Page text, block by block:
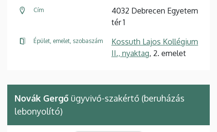
Cím
4032 Debrecen Egyetem
tér 1
Épület, emelet, szobaszám
Kossuth Lajos Kollégium
II., nyaktag, 2. emelet
Novák Gergő ügyvivő-szakértő (beruházás
lebonyolító)